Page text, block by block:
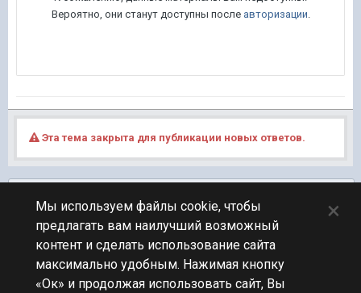
Эта тема закрыта для публикации новых ответов.
ПЕРЕЙТИ К СПИСКУ ТЕМ
Клановый
Мы используем файлы cookie, чтобы
предлагать вам наилучший возможный
контент и сделать использование сайта
максимально удобным. Нажимая кнопку
«Ок» и продолжая использовать сайт, Вы
×